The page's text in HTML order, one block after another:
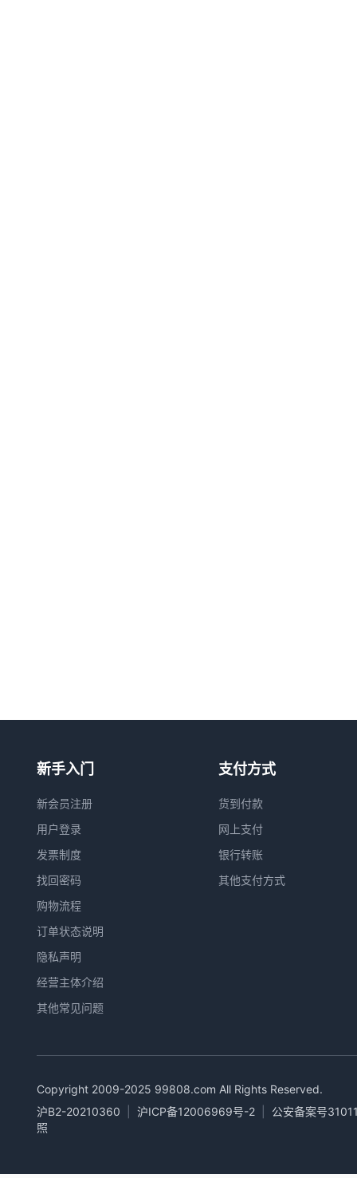
新手入门
新会员注册
用户登录
发票制度
找回密码
购物流程
订单状态说明
隐私声明
经营主体介绍
其他常见问题
支付方式
货到付款
网上支付
银行转账
其他支付方式
Copyright 2009-2025 99808.com All Rights Reserved.
沪B2-20210360
沪ICP备12006969号-2
公安备案号
照